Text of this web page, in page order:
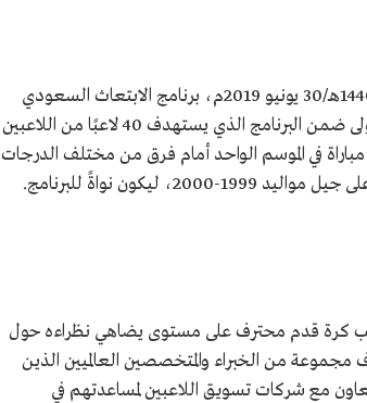
أطلقت الهيئة العامة للرياضة (وزارة الرياضة حاليًّا) في 27 شوال 1440هـ/30 يونيو 2019م، برنامج الابتعاث السعودي
لتطوير مواهب كرة القدم، واستهدف البرنامج 21 لاعبًا كخطوة أولى ضمن البرنامج الذي يستهدف 40 لاعبًا من اللاعبين
وطبقًا لبرنامج المشروع، شارك اللاعبون المختارون في 40 مباراة في الموسم الواحد أمام فرق من مختلف الدرجات
نواةً للبرنامج.
لاعب كرة قدم محترف على مستوى يضاهي نظراءه حول
من الخبراء والمتخصصين العالميين الذين
مع شركات تسويق اللاعبين لمساعدتهم في